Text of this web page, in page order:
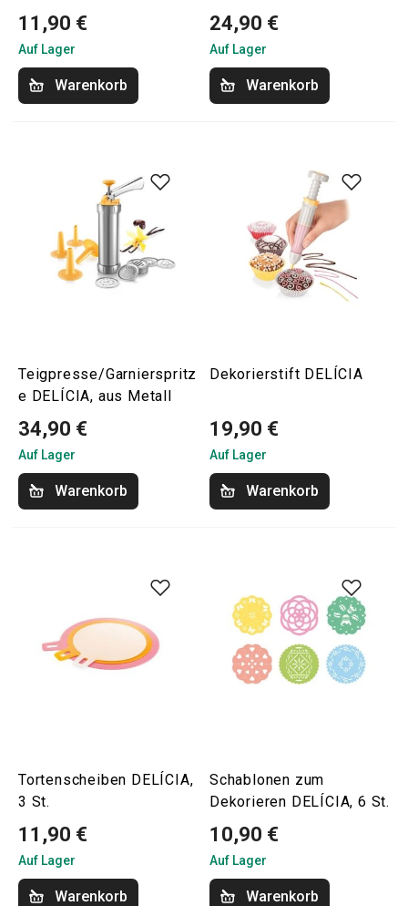
11,90 €
Auf Lager
Warenkorb
24,90 €
Auf Lager
Warenkorb
Teigpresse/Garnierspritz
e DELÍCIA, aus Metall
34,90 €
Auf Lager
Warenkorb
Dekorierstift DELÍCIA
19,90 €
Auf Lager
Warenkorb
Tortenscheiben DELÍCIA,
3 St.
11,90 €
Auf Lager
Warenkorb
Schablonen zum
Dekorieren DELÍCIA, 6 St.
10,90 €
Auf Lager
Warenkorb